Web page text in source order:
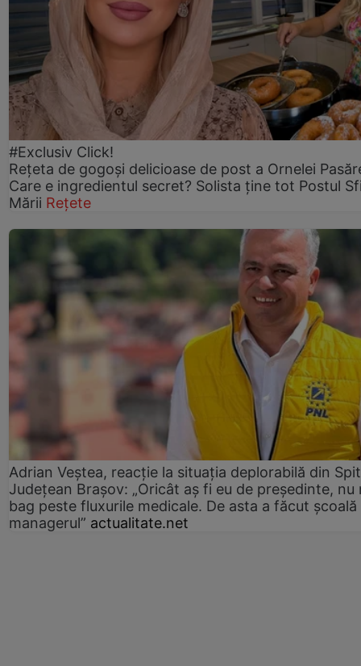
#Exclusiv Click!
Rețeta de gogoşi delicioase de post a Ornelei
Care e ingredientul secret? Solista ține tot Postul
Mării Rețete
Adrian Veștea, reacție la situația deplorabilă din
Județean Brașov: „Oricât aș fi eu de președinte, nu
bag peste fluxurile medicale. De asta a făcut școală
managerul” actualitate.net